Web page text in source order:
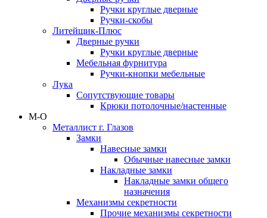
Ручки круглые дверные
Ручки-скобы
Литейщик-Плюс
Дверные ручки
Ручки круглые дверные
Мебельная фурнитура
Ручки-кнопки мебельные
Лука
Сопутствующие товары
Крюки потолочные/настенные
М-О
Металлист г. Глазов
Замки
Навесные замки
Обычные навесные замки
Накладные замки
Накладные замки общего
назначения
Механизмы секретности
Прочие механизмы секретности